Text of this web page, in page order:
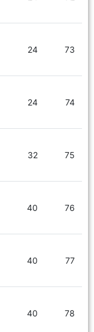
73
24
74
24
75
32
76
40
77
40
78
40